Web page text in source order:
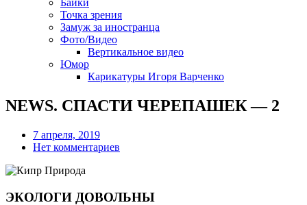
Байки
Точка зрения
Замуж за иностранца
Фото/Видео
Вертикальное видео
Юмор
Карикатуры Игоря Варченко
NEWS. СПАСТИ ЧЕРЕПАШЕК — 2
7 апреля, 2019
Нет комментариев
ЭКОЛОГИ ДОВОЛЬНЫ